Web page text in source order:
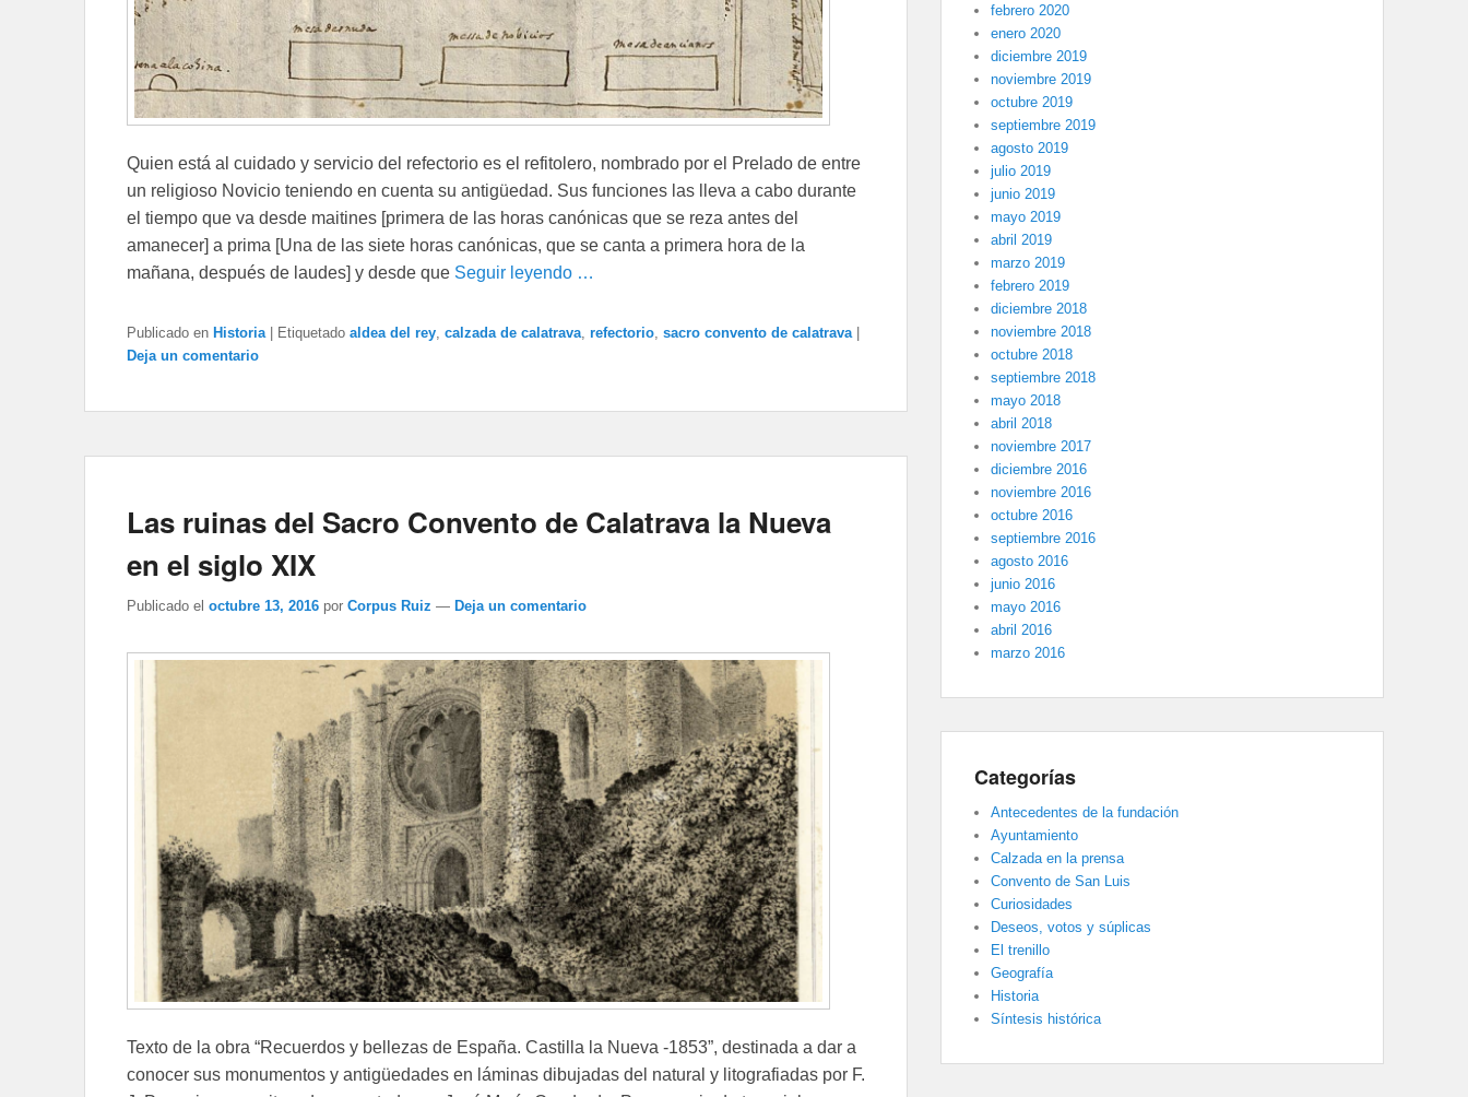
Quien está al cuidado y servicio del refectorio es el refitolero, nombrado por el Prelado de entre
un religioso Novicio teniendo en cuenta su antigüedad. Sus funciones las lleva a cabo durante
el tiempo que va desde maitines [primera de las horas canónicas que se reza antes del
amanecer] a prima [Una de las siete horas canónicas, que se canta a primera hora de la
mañana, después de laudes] y desde que Seguir leyendo …
Publicado en Historia Etiquetado aldea del rey, calzada de calatrava, refectorio, sacro convento de calatrava
Deja un comentario
Las ruinas del Sacro Convento de Calatrava la Nueva
en el siglo XIX
Publicado el octubre 13, 2016 por Corpus Ruiz — Deja un comentario
Texto de la obra “Recuerdos y bellezas de España. Castilla la Nueva -1853”, destinada a dar a
conocer sus monumentos y antigüedades en láminas dibujadas del natural y litografiadas por F.
febrero 2020
enero 2020
diciembre 2019
noviembre 2019
octubre 2019
septiembre 2019
agosto 2019
julio 2019
junio 2019
mayo 2019
abril 2019
marzo 2019
febrero 2019
diciembre 2018
noviembre 2018
octubre 2018
septiembre 2018
mayo 2018
abril 2018
noviembre 2017
diciembre 2016
noviembre 2016
octubre 2016
septiembre 2016
agosto 2016
junio 2016
mayo 2016
abril 2016
marzo 2016
Categorías
Antecedentes de la fundación
Ayuntamiento
Calzada en la prensa
Convento de San Luis
Curiosidades
Deseos, votos y súplicas
El trenillo
Geografía
Historia
Síntesis histórica